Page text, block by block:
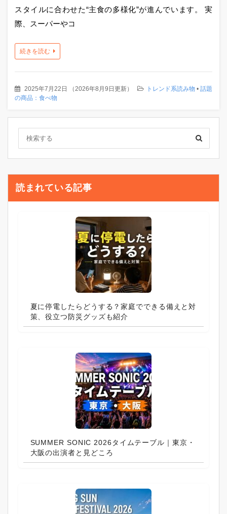
スタイルに合わせた“主食の多様化”が進んでいます。 実
際、スーパーやコ
続きを読む
2025年7月22日 （ 2026年8月9日更新） トレンド系読み物 • 話題
の商品：食べ物
読まれている記事
夏に停電したらどうする？家庭でできる備えと対
策、役立つ防災グッズも紹介
SUMMER SONIC 2026タイムテーブル｜東京・
大阪の出演者と見どころ